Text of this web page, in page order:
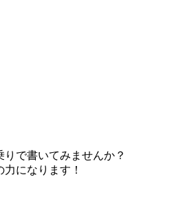
で書いてみませんか？
になります！